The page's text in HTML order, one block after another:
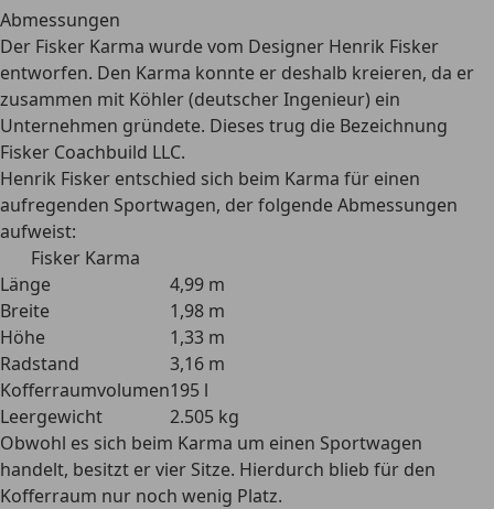
Abmessungen
Der Fisker Karma wurdevom Designer Henrik Fisker
entworfen. Den Karma konnte er deshalb kreieren, da er
zusammen mit Köhler (deutscher Ingenieur) ein
Unternehmen gründete. Dieses trug die Bezeichnung
Fisker Coachbuild LLC.
Henrik Fisker entschied sich beim Karma für einen
aufregenden Sportwagen, der folgende Abmessungen
aufweist:
Fisker Karma
Länge
4,99 m
Breite
1,98 m
Höhe
1,33 m
Radstand
3,16 m
Kofferraumvolumen195 l
Leergewicht
2.505 kg
Obwohl es sich beim Karma um einen Sportwagen
handelt, besitzt ervier Sitze. Hierdurch blieb für den
Kofferraum nur noch wenig Platz.